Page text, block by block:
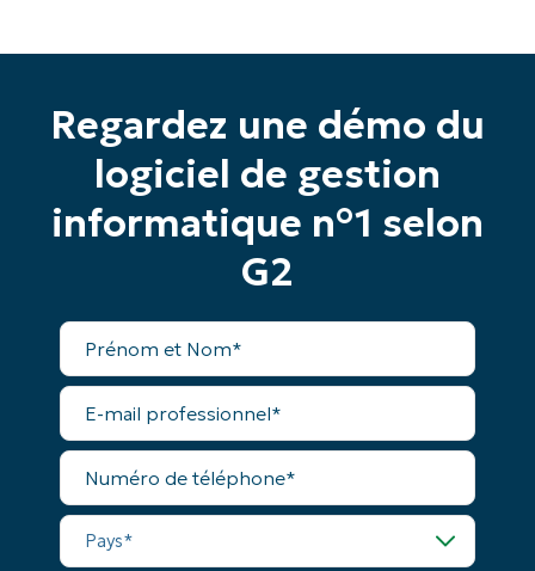
Regardez une démo du
logiciel de gestion
informatique n°1 selon
G2
Prénom
Nom*
E-
mail
professionnel*
Numéro
téléphone*
Pays*
Commencez votre essai de 14 jours
Pas de carte de crédit requise, accès complet à
Prénom
Nom*
Business